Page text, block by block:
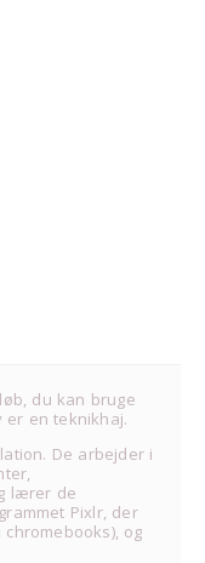
du kan bruge
er en teknikhaj.
De arbejder i
lærer de
Pixlr, der
og